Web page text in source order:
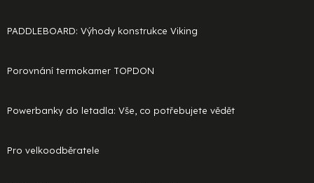
PADDLEBOARD: Výhody konstrukce Viking
Porovnání termokamer TOPDON
Powerbanky do letadla: Vše, co potřebujete vědět
Pro velkoodběratele